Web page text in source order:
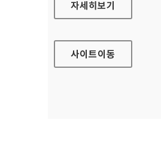
피코크키친(모바일웹)
자세히보기
사이트이동